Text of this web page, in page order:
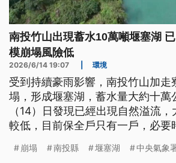
南投竹山出現蓄水10萬噸堰塞湖
模崩塌風險低
2026/6/14 19:07 環境
受到持續豪雨影響，南投竹山加走
塌，形成堰塞湖，蓄水量大約十萬
（14）日發現已經出現自然溢流
較低，目前保全戶只有一戶，必要
崩塌 南投縣 堰塞湖 中央氣象